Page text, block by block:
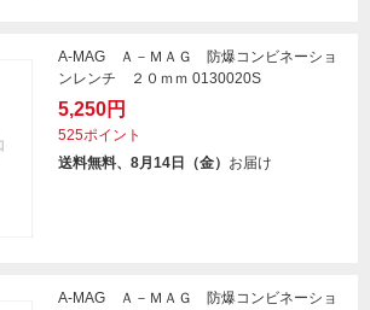
A-MAG Ａ－ＭＡＧ 防爆コンビネーショ
ンレンチ ２０ｍｍ 0130020S
5,250円
525ポイント
送料無料、8月14日（金） お届け
A-MAG Ａ－ＭＡＧ 防爆コンビネーショ